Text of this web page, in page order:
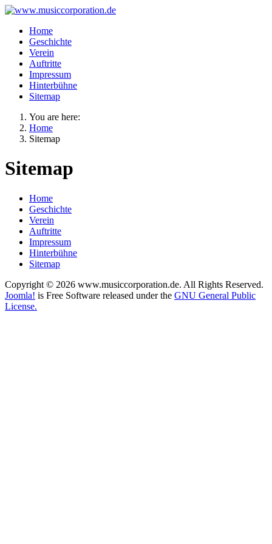
Home
Geschichte
Verein
Auftritte
Impressum
Hinterbühne
Sitemap
You are here:
Home
Sitemap
Sitemap
Home
Geschichte
Verein
Auftritte
Impressum
Hinterbühne
Sitemap
Copyright © 2026 www.musiccorporation.de. All Rights Reserved.
Joomla! is Free Software released under the GNU General Public
License.